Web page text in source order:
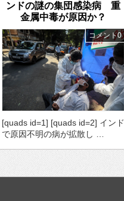
ンドの謎の集団感染病 重
金属中毒が原因か？
コメント0
[quads id=1] [quads id=2] インド
で原因不明の病が拡散し …